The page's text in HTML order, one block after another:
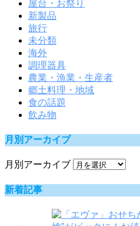
屋台・お祭り
新製品
旅行
未分類
海外
調理器具
農業・漁業・生産者
郷土料理・地域
食の話題
飲み物
月別アーカイブ
月別アーカイブ
新着記事